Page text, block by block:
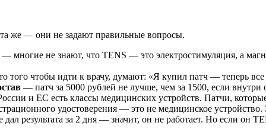
же — они не задают правильные вопросы.
— многие не знают, что TENS — это электростимуляция, а
того чтобы идти к врачу, думают: «Я купил патч — теперь все
— патч за 5000 рублей не лучше, чем за 1500, если
и ЕС есть классы медицинских устройств. Патчи,
удостоверения — это не медицинское
результата за 2 дня — значит, он не работает. Но если он